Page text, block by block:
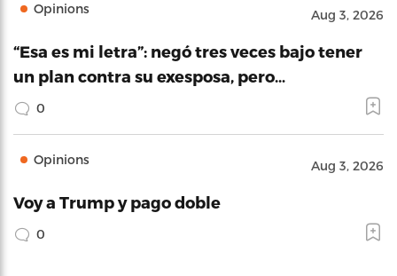
Opinions Aug 3, 2026
“Esa es mi letra”: negó tres veces bajo tener
un plan contra su exesposa, pero…
0
Opinions Aug 3, 2026
Voy a Trump y pago doble
0